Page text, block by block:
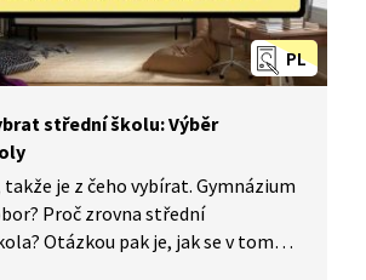
PL
střední školu: Výběr
takže je z čeho vybírat. Gymnázium
Proč zrovna střední
Otázkou pak je, jak se v tom